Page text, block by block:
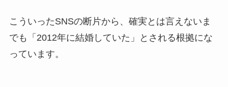
こういったSNSの断片から、確実とは言えないま
でも「2012年に結婚していた」とされる根拠にな
っています。